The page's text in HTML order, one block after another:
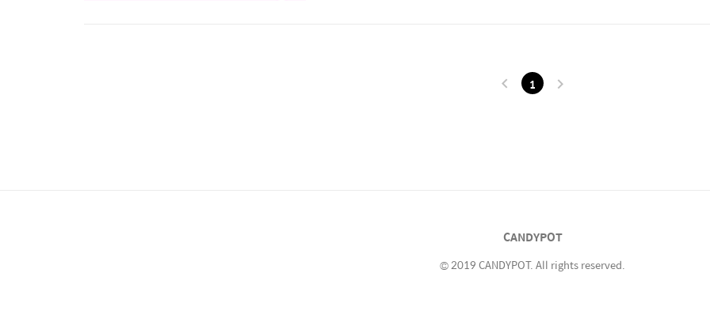
1
CANDYPOT
© 2019 CANDYPOT. All rights reserved.